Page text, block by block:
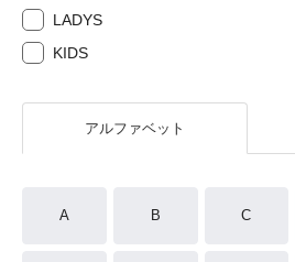
LADYS
KIDS
アルファベット
A B C